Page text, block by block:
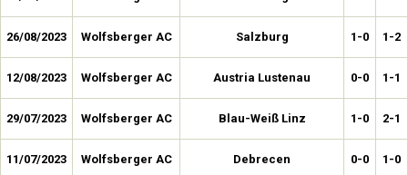
26/08/2023 Wolfsberger AC Salzburg 1-0 1-2
12/08/2023 Wolfsberger AC Austria Lustenau 0-0 1-1
29/07/2023 Wolfsberger AC Blau-Weiß Linz 1-0 2-1
11/07/2023 Wolfsberger AC Debrecen 0-0 1-0